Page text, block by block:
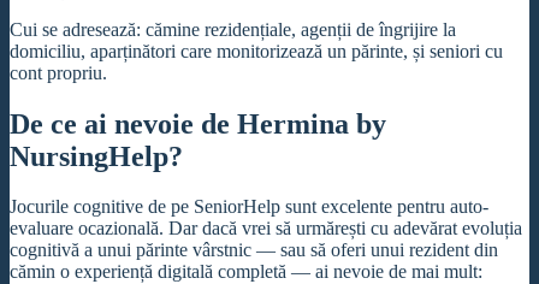
Cui se adresează: cămine rezidențiale, agenții de îngrijire la
domiciliu, aparținători care monitorizează un părinte, și seniori cu
cont propriu.
De ce ai nevoie de Hermina by
NursingHelp?
Jocurile cognitive de pe SeniorHelp sunt excelente pentru auto-
evaluare ocazională. Dar dacă vrei să urmărești cu adevărat evoluția
cognitivă a unui părinte vârstnic — sau să oferi unui rezident din
cămin o experiență digitală completă — ai nevoie de mai mult: